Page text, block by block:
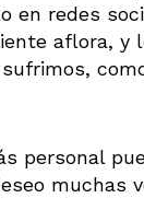
en redes
aflora, y
personal
muchas